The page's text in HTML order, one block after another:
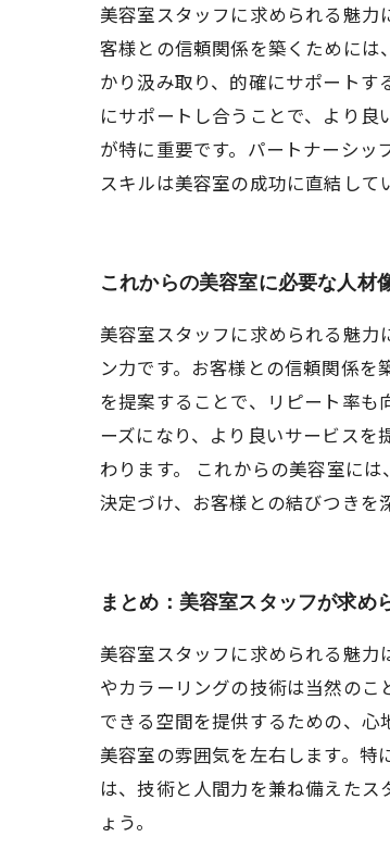
美容室スタッフに求められる魅
客様との信頼関係を築くために
かり汲み取り、的確にサポート
にサポートし合うことで、より
が特に重要です。パートナーシ
スキルは美容室の成功に直結して
これからの美容室に必要な人材
美容室スタッフに求められる魅
ン力です。お客様との信頼関係
を提案することで、リピート率
ーズになり、より良いサービス
わります。 これからの美容室に
決定づけ、お客様との結びつきを
まとめ：美容室スタッフが求め
美容室スタッフに求められる魅
やカラーリングの技術は当然の
できる空間を提供するための、
美容室の雰囲気を左右します。
は、技術と人間力を兼ね備えた
ょう。